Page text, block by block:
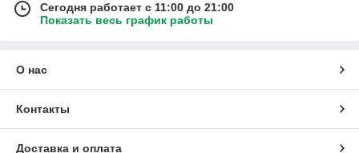
Сегодня работает с 11:00 до 21:00
Показать весь график работы
О нас
Контакты
Доставка и оплата